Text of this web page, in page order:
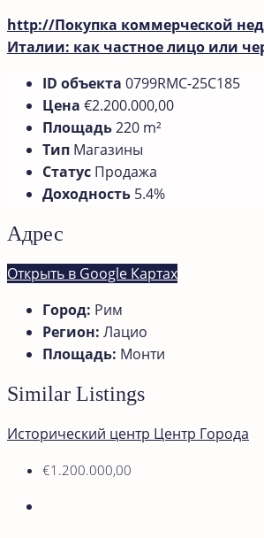
http://Покупка коммерческой
Италии: как частное лицо или
ID объекта 0799RMС-25C185
Цена €2.200.000,00
Площадь220 m²
Тип Магазины
Статус Продажа
Доходность 5.4%
Адрес
Открыть в Google Картах
Город: Рим
Регион: Лацио
Площадь: Монти
Similar Listings
Исторический центр Центр Города
€1.200.000,00